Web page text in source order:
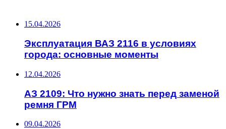
15.04.2026
Эксплуатация ВАЗ 2116 в условиях
города: основные моменты
12.04.2026
АЗ 2109: Что нужно знать перед заменой
ремня ГРМ
09.04.2026